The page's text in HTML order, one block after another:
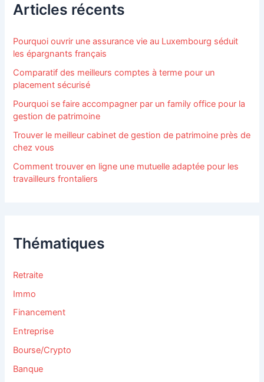
Articles récents
Pourquoi ouvrir une assurance vie au Luxembourg séduit
les épargnants français
Comparatif des meilleurs comptes à terme pour un
placement sécurisé
Pourquoi se faire accompagner par un family office pour la
gestion de patrimoine
Trouver le meilleur cabinet de gestion de patrimoine près de
chez vous
Comment trouver en ligne une mutuelle adaptée pour les
travailleurs frontaliers
Thématiques
Retraite
Immo
Financement
Entreprise
Bourse/Crypto
Banque